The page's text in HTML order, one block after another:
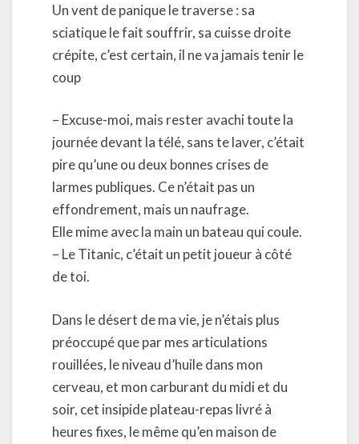
Un vent de panique le traverse : sa
sciatique le fait souffrir, sa cuisse droite
crépite, c’est certain, il ne va jamais tenir le
coup
– Excuse-moi, mais rester avachi toute la
journée devant la télé, sans te laver, c’était
pire qu’une ou deux bonnes crises de
larmes publiques. Ce n’était pas un
effondrement, mais un naufrage.
Elle mime avec la main un bateau qui coule.
– Le Titanic, c’était un petit joueur à côté
de toi.
Dans le désert de ma vie, je n’étais plus
préoccupé que par mes articulations
rouillées, le niveau d’huile dans mon
cerveau, et mon carburant du midi et du
soir, cet insipide plateau-repas livré à
heures fixes, le même qu’en maison de